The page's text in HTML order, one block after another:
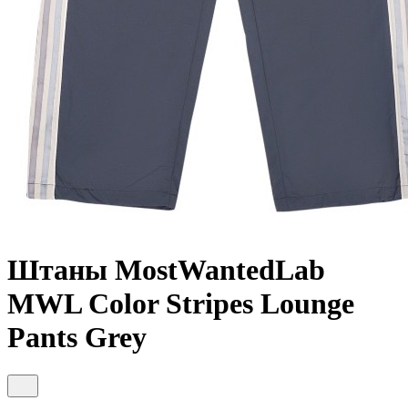
Штаны MostWantedLab
MWL Color Stripes Lounge
Pants Grey